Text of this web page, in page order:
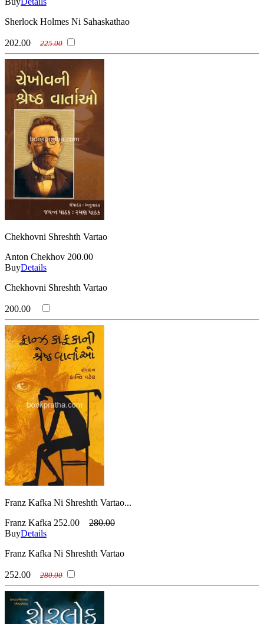
Sherlock Holmes Ni Sahaskathao
202.00 225.00
Chekhovni Shreshth Vartao
Anton Chekhov 200.00
BuyDetails
Chekhovni Shreshth Vartao
200.00
Franz Kafka Ni Shreshth Vartao...
Franz Kafka 252.00
280.00
BuyDetails
Franz Kafka Ni Shreshth Vartao
252.00 280.00